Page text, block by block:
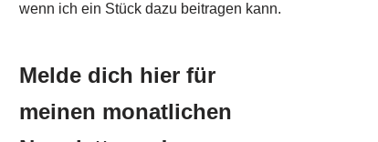
wenn ich ein Stück dazu beitragen kann.
Melde dich hier für
meinen monatlichen